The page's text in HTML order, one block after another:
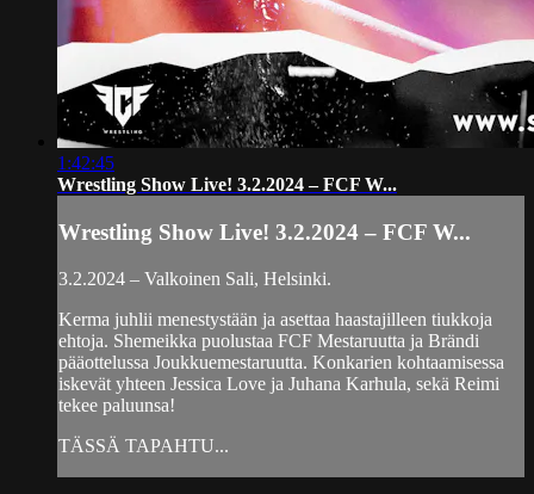
1:42:45
Wrestling Show Live! 3.2.2024 – FCF W...
Wrestling Show Live! 3.2.2024 – FCF W...
3.2.2024 – Valkoinen Sali, Helsinki.
Kerma juhlii menestystään ja asettaa haastajilleen tiukkoja
ehtoja. Shemeikka puolustaa FCF Mestaruutta ja Brändi
pääottelussa Joukkuemestaruutta. Konkarien kohtaamisessa
iskevät yhteen Jessica Love ja Juhana Karhula, sekä Reimi
tekee paluunsa!
TÄSSÄ TAPAHTU...